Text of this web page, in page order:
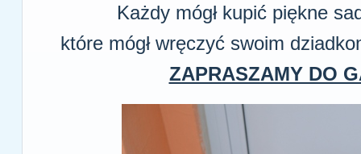
Każdy mógł kupić piękne
które mógł wręczyć swoim
ZAPRASZAMY DO